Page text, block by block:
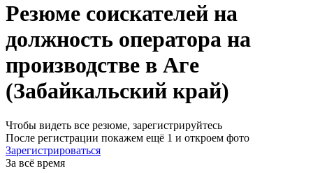
Резюме соискателей на
должность оператора на
производстве в Аге
(Забайкальский край)
Чтобы видеть все резюме, зарегистрируйтесь
После регистрации покажем ещё 1 и откроем фото
Зарегистрироваться
За всё время